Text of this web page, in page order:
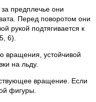
предплечье они
Перед поворотом они
рукой подтягивается к
6).
вращения, устойчивой
на льду.
вращение. Если
фигуры.